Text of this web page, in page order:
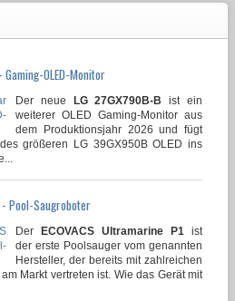
OLED-Monitor
Der neue LG 27GX790B-B
ist ein
weiterer OLED Gaming-Monitor aus
dem Produktionsjahr 2026 und fügt
größeren LG 39GX950B OLED ins
- Pool-Saugroboter
Der ECOVACS Ultramarine P1 ist
der erste Poolsauger vom genannten
Hersteller, der bereits mit zahlreichen
Markt vertreten ist. Wie das Gerät mit